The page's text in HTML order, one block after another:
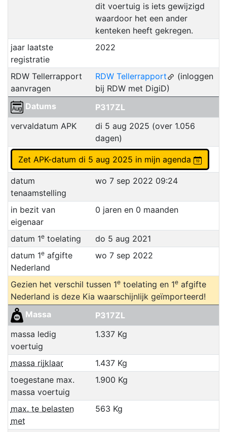
dit voertuig is iets gewijzigd
waardoor het een ander
kenteken heeft gekregen.
jaar laatste
registratie
2022
RDW Tellerrapport
aanvragen
RDW Tellerrapport
(inloggen
bij RDW met DigiD)
Datums
P317ZL
vervaldatum APK
di 5 aug 2025 (over 1.056
dagen)
Zet APK-datum di 5 aug 2025 in mijn agenda
datum
tenaamstelling
wo 7 sep 2022 09:24
in bezit van
eigenaar
0 jaren en 0 maanden
datum 1etoelating
do 5 aug 2021
datum 1eafgifte
Nederland
wo 7 sep 2022
Gezien het verschil tussen 1etoelating en 1eafgifte
Nederland is deze Kia waarschijnlijk geïmporteerd!
Massa
P317ZL
massa ledig
voertuig
1.337 Kg
massa rijklaar
1.437 Kg
toegestane max.
massa voertuig
1.900 Kg
max. te belasten
met
563 Kg